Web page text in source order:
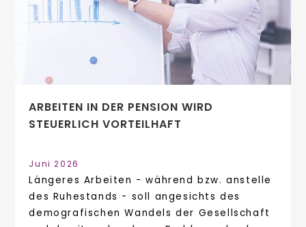
ARBEITEN IN DER PENSION WIRD
STEUERLICH VORTEILHAFT
Juni 2026
Längeres Arbeiten - während bzw. anstelle
des Ruhestands - soll angesichts des
demografischen Wandels der Gesellschaft